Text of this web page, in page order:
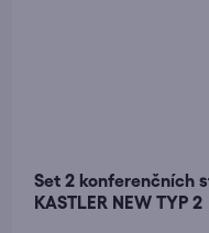
Set 2 konferenčních
KASTLER NEW TYP 2